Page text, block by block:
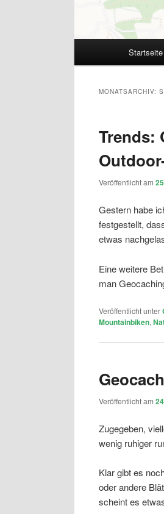
Startseite
MONATSARCHIV:
Trends:
Veröffentlicht am
Gestern habe
festgestellt,
etwas
Eine weitere
man
Veröffentlicht unter
Mountainbiken,
Veröffentlicht am
Zugegeben,
wenig ruhiger
Klar gibt es
oder andere
scheint es